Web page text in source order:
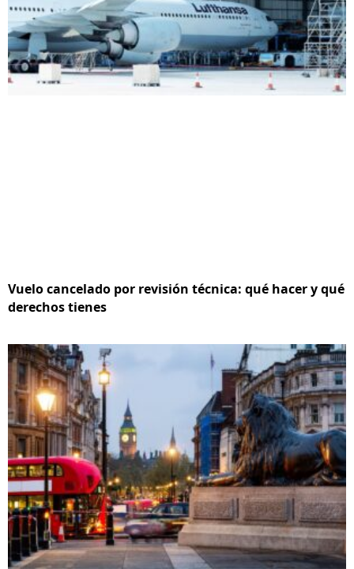
Vuelo cancelado por revisión técnica: qué hacer y qué
derechos tienes